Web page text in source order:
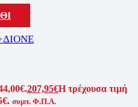
207,95€Η τρέχουσα τιμή
συμπ. Φ.Π.Α.